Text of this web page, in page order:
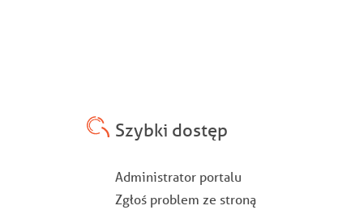
Szybki dostęp
Stopka
Administrator portalu
Zgłoś problem ze stroną